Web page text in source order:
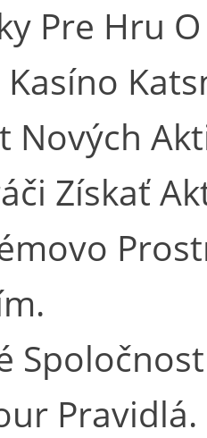
Pre Hru
Nových
Získať
Pravidlá.